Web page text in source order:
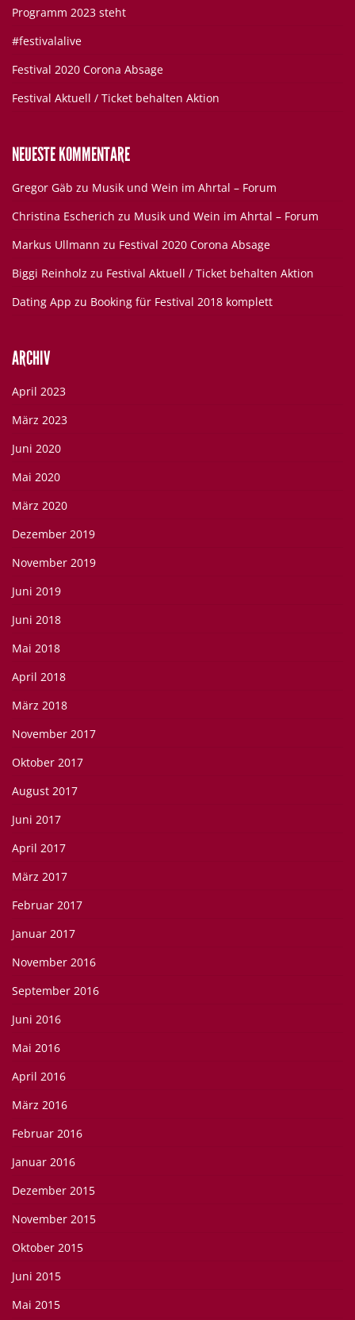
Programm 2023 steht
#festivalalive
Festival 2020 Corona Absage
Festival Aktuell / Ticket behalten Aktion
NEUESTE KOMMENTARE
Gregor Gäb zu Musik und Wein im Ahrtal – Forum
Christina Escherich zu Musik und Wein im Ahrtal – Forum
Markus Ullmann zu Festival 2020 Corona Absage
Biggi Reinholz zu Festival Aktuell / Ticket behalten Aktion
Dating App zu Booking für Festival 2018 komplett
ARCHIV
April 2023
März 2023
Juni 2020
Mai 2020
März 2020
Dezember 2019
November 2019
Juni 2019
Juni 2018
Mai 2018
April 2018
März 2018
November 2017
Oktober 2017
August 2017
Juni 2017
April 2017
März 2017
Februar 2017
Januar 2017
November 2016
September 2016
Juni 2016
Mai 2016
April 2016
März 2016
Februar 2016
Januar 2016
Dezember 2015
November 2015
Oktober 2015
Juni 2015
Mai 2015